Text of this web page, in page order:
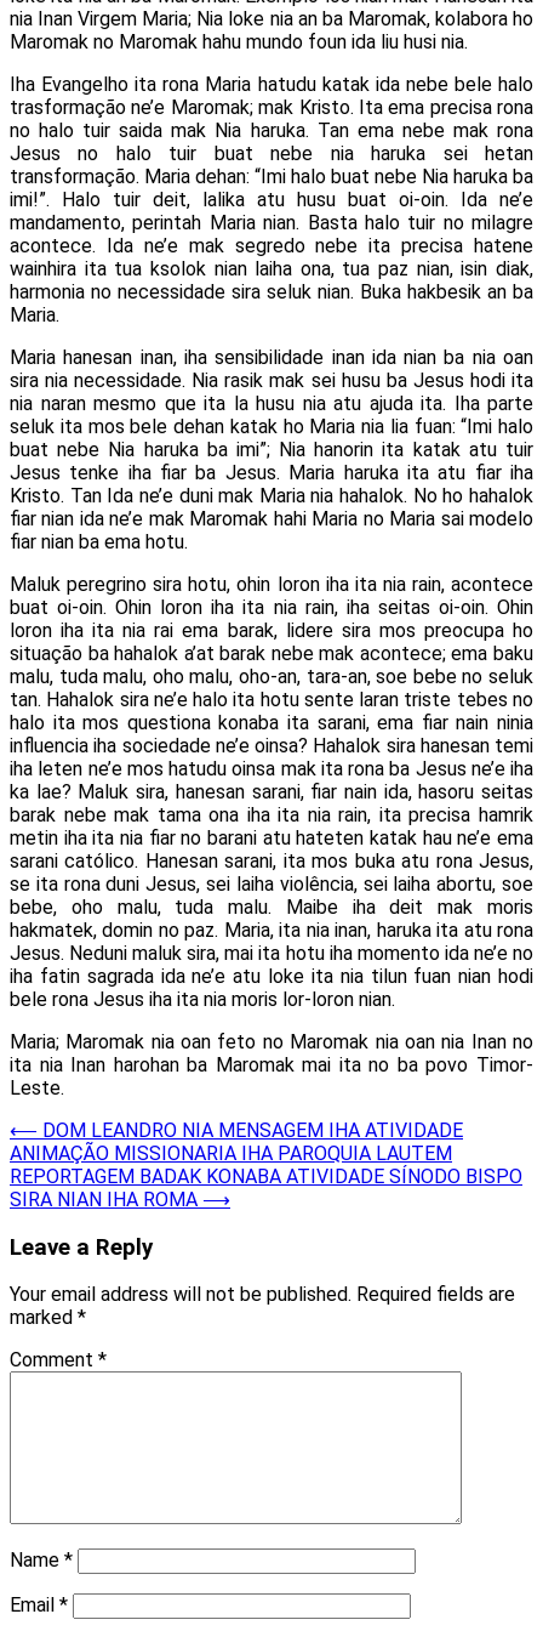
nia Inan Virgem Maria; Nia loke nia an ba Maromak, kolabora ho
Maromak no Maromak hahu mundo foun ida liu husi nia.
Iha Evangelho ita rona Maria hatudu katak ida nebe bele halo
trasformação ne’e Maromak; mak Kristo. Ita ema precisa rona
no halo tuir saida mak Nia haruka. Tan ema nebe mak rona
Jesus no halo tuir buat nebe nia haruka sei hetan
transformação. Maria dehan: “Imi halo buat nebe Nia haruka ba
imi!”. Halo tuir deit, lalika atu husu buat oi-oin. Ida ne’e
mandamento, perintah Maria nian. Basta halo tuir no milagre
acontece. Ida ne’e mak segredo nebe ita precisa hatene
wainhira ita tua ksolok nian laiha ona, tua paz nian, isin diak,
harmonia no necessidade sira seluk nian. Buka hakbesik an ba
Maria.
Maria hanesan inan, iha sensibilidade inan ida nian ba nia oan
sira nia necessidade. Nia rasik mak sei husu ba Jesus hodi ita
nia naran mesmo que ita la husu nia atu ajuda ita. Iha parte
seluk ita mos bele dehan katak ho Maria nia lia fuan: “Imi halo
buat nebe Nia haruka ba imi”; Nia hanorin ita katak atu tuir
Jesus tenke iha fiar ba Jesus. Maria haruka ita atu fiar iha
Kristo. Tan Ida ne’e duni mak Maria nia hahalok. No ho hahalok
fiar nian ida ne’e mak Maromak hahi Maria no Maria sai modelo
fiar nian ba ema hotu.
Maluk peregrino sira hotu, ohin loron iha ita nia rain, acontece
buat oi-oin. Ohin loron iha ita nia rain, iha seitas oi-oin. Ohin
loron iha ita nia rai ema barak, lidere sira mos preocupa ho
situação ba hahalok a’at barak nebe mak acontece; ema baku
malu, tuda malu, oho malu, oho-an, tara-an, soe bebe no seluk
tan. Hahalok sira ne’e halo ita hotu sente laran triste tebes no
halo ita mos questiona konaba ita sarani, ema fiar nain ninia
influencia iha sociedade ne’e oinsa? Hahalok sira hanesan temi
iha leten ne’e mos hatudu oinsa mak ita rona ba Jesus ne’e iha
ka lae? Maluk sira, hanesan sarani, fiar nain ida, hasoru seitas
barak nebe mak tama ona iha ita nia rain, ita precisa hamrik
metin iha ita nia fiar no barani atu hateten katak hau ne’e ema
sarani católico. Hanesan sarani, ita mos buka atu rona Jesus,
se ita rona duni Jesus, sei laiha violência, sei laiha abortu, soe
bebe, oho malu, tuda malu. Maibe iha deit mak moris
hakmatek, domin no paz. Maria, ita nia inan, haruka ita atu rona
Jesus. Neduni maluk sira, mai ita hotu iha momento ida ne’e no
iha fatin sagrada ida ne’e atu loke ita nia tilun fuan nian hodi
bele rona Jesus iha ita nia moris lor-loron nian.
Maria; Maromak nia oan feto no Maromak nia oan nia Inan no
ita nia Inan harohan ba Maromak mai ita no ba povo Timor-
Leste.
Post
navigation
⟵ DOM LEANDRO NIA MENSAGEM IHA ATIVIDADE
ANIMAÇÃO MISSIONARIA IHA PAROQUIA LAUTEM
REPORTAGEM BADAK KONABA ATIVIDADE SÍNODO BISPO
SIRA NIAN IHA ROMA ⟶
Leave a Reply
Your email address will not be published. Required fields are
marked *
Comment *
Name *
Email *